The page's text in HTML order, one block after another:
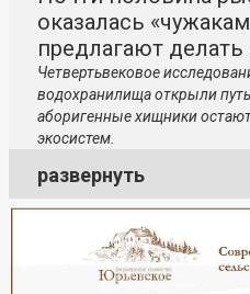
оказалась
предлагают
Четвертьвековое
водохранилища открыли
аборигенные хищники
экосистем.
развернуть